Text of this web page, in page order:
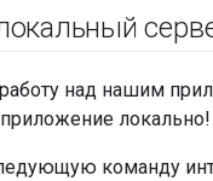
над нашим
локально!
команду